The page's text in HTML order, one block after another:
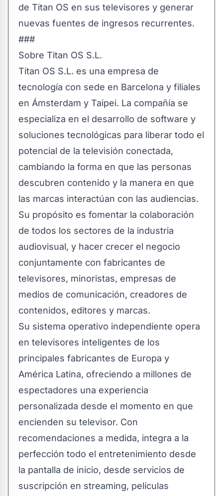
de Titan OS en sus televisores y generar
nuevas fuentes de ingresos recurrentes.
###
Sobre Titan OS S.L.
Titan OS S.L. es una empresa de
tecnología con sede en Barcelona y filiales
en Ámsterdam y Taipei. La compañía se
especializa en el desarrollo de software y
soluciones tecnológicas para liberar todo el
potencial de la televisión conectada,
cambiando la forma en que las personas
descubren contenido y la manera en que
las marcas interactúan con las audiencias.
Su propósito es fomentar la colaboración
de todos los sectores de la industria
audiovisual, y hacer crecer el negocio
conjuntamente con fabricantes de
televisores, minoristas, empresas de
medios de comunicación, creadores de
contenidos, editores y marcas.
Su sistema operativo independiente opera
en televisores inteligentes de los
principales fabricantes de Europa y
América Latina, ofreciendo a millones de
espectadores una experiencia
personalizada desde el momento en que
encienden su televisor. Con
recomendaciones a medida, integra a la
perfección todo el entretenimiento desde
la pantalla de inicio, desde servicios de
suscripción en streaming, películas